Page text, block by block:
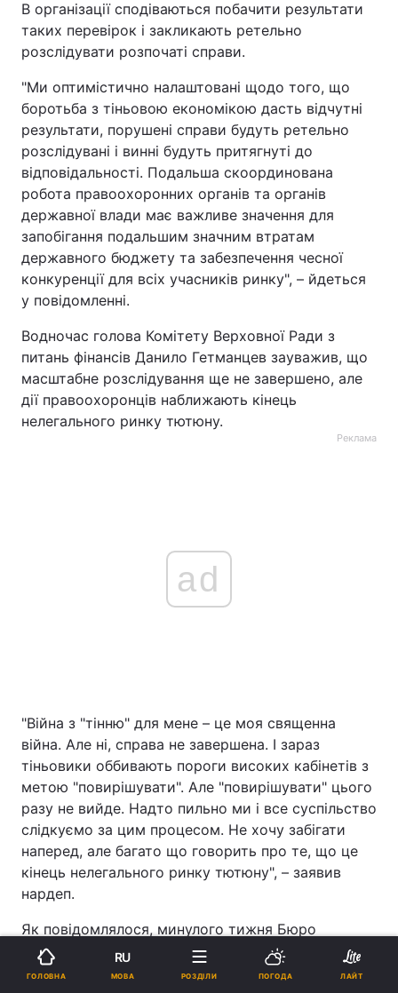
В організації сподіваються побачити результати
таких перевірок і закликають ретельно
розслідувати розпочаті справи.
"Ми оптимістично налаштовані щодо того, що
боротьба з тіньовою економікою дасть відчутні
результати, порушені справи будуть ретельно
розслідувані і винні будуть притягнуті до
відповідальності. Подальша скоординована
робота правоохоронних органів та органів
державної влади має важливе значення для
запобігання подальшим значним втратам
державного бюджету та забезпечення чесної
конкуренції для всіх учасників ринку", – йдеться
у повідомленні.
Водночас голова Комітету Верховної Ради з
питань фінансів Данило Гетманцев зауважив, що
масштабне розслідування ще не завершено, але
дії правоохоронців наближають кінець
нелегального ринку тютюну.
Реклама
ad
"Війна з "тінню" для мене – це моя священна
війна. Але ні, справа не завершена. І зараз
тіньовики оббивають пороги високих кабінетів з
метою "повирішувати". Але "повирішувати" цього
разу не вийде. Надто пильно ми і все суспільство
слідкуємо за цим процесом. Не хочу забігати
наперед, але багато що говорить про те, що це
кінець нелегального ринку тютюну", – заявив
нардеп.
Як повідомлялося, минулого тижня Бюро
економічної безпеки провело 24 одночасних
обшуки на виробництві та у складських
ГОЛОВНА
RU
МОВА РОЗДІЛИ ПОГОДА ЛАЙТ